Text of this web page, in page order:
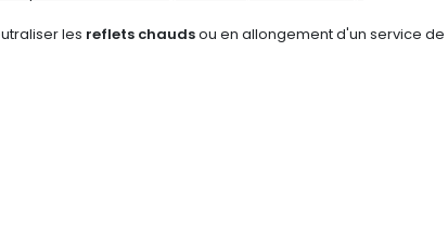
les reflets chaudsou en allongement d'un service